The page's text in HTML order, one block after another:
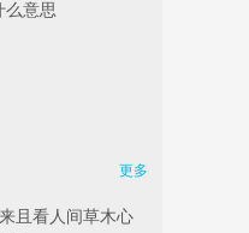
么意思
更多
且看人间草木心